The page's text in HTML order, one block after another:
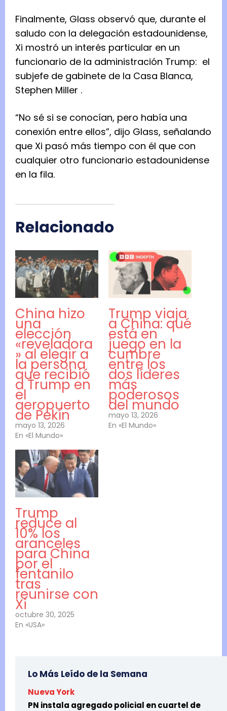
Finalmente, Glass observó que, durante el
saludo con la delegación estadounidense,
Xi mostró un interés particular en un
funcionario de la administración Trump: el
subjefe de gabinete de la Casa Blanca,
Stephen Miller .
“No sé si se conocían, pero había una
conexión entre ellos”, dijo Glass, señalando
que Xi pasó más tiempo con él que con
cualquier otro funcionario estadounidense
en la fila.
Relacionado
China hizo
una
elección
«reveladora
» al elegir a
la persona
que recibió
a Trump en
el
aeropuerto
de Pekín
mayo 13, 2026
En «El Mundo»
Trump viaja
a China: qué
está en
juego en la
cumbre
entre los
dos líderes
más
poderosos
del mundo
mayo 13, 2026
En «El Mundo»
Trump
reduce al
10% los
aranceles
para China
por el
fentanilo
tras
reunirse con
Xi
octubre 30, 2025
En «USA»
Lo Más Leído de la Semana
Nueva York
PN instala agregado policial en cuartel de